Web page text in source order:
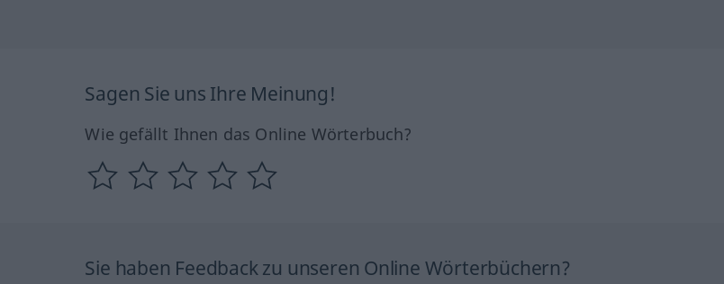
Sagen Sie uns Ihre Meinung!
Wie gefällt Ihnen das Online Wörterbuch?
Sie haben Feedback zu unseren Online Wörterbüchern?